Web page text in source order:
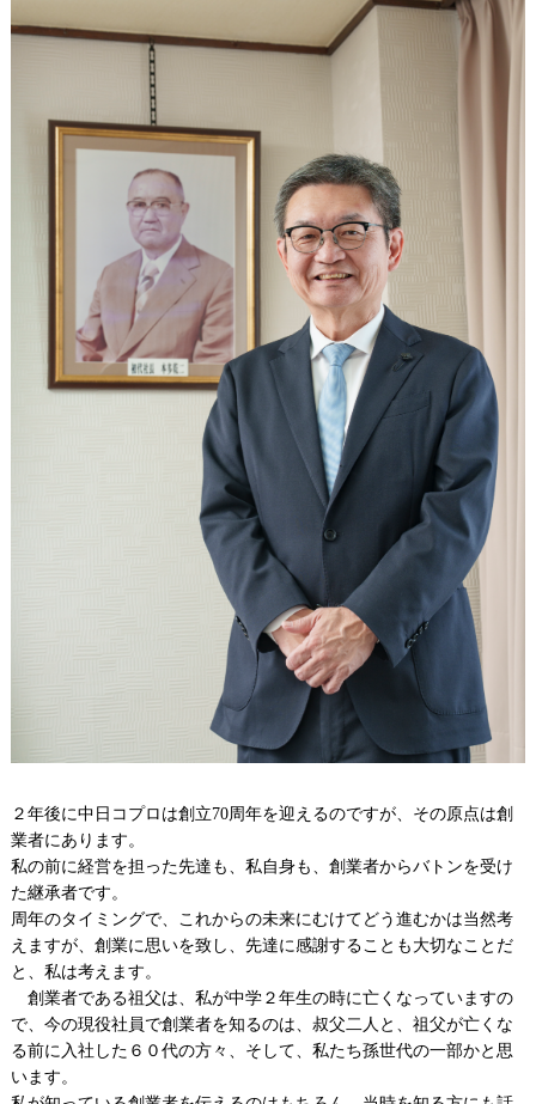
２年後に中日コプロは創立70周年を迎えるのですが、その原点は創
業者にあります。
私の前に経営を担った先達も、私自身も、創業者からバトンを受け
た継承者です。
周年のタイミングで、これからの未来にむけてどう進むかは当然考
えますが、創業に思いを致し、先達に感謝することも大切なことだ
と、私は考えます。
創業者である祖父は、私が中学２年生の時に亡くなっていますの
で、今の現役社員で創業者を知るのは、叔父二人と、祖父が亡くな
る前に入社した６０代の方々、そして、私たち孫世代の一部かと思
います。